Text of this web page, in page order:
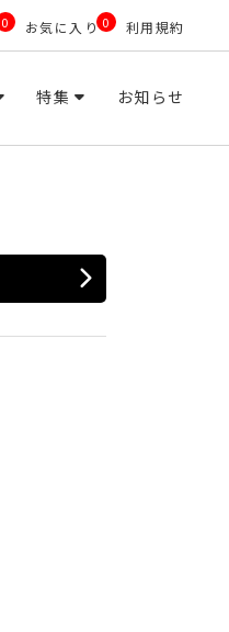
0 お気に入り 0 利用規約
特集 お知らせ